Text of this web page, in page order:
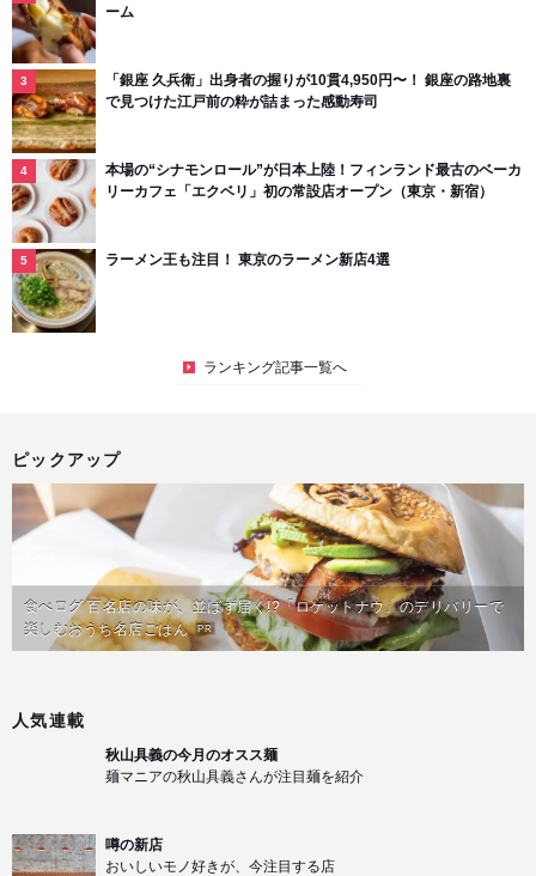
ーム
「銀座 久兵衛」出身者の握りが10貫4,950円〜！ 銀座の路地裏
で見つけた江戸前の粋が詰まった感動寿司
本場の“シナモンロール”が日本上陸！フィンランド最古のベーカ
リーカフェ「エクベリ」初の常設店オープン（東京・新宿）
ラーメン王も注目！ 東京のラーメン新店4選
ランキング記事一覧へ
ピックアップ
食べログ 百名店の味が、並ばず届く!?「ロケットナウ」のデリバリーで
楽しむおうち名店ごはん PR
人気連載
秋山具義の今月のオスス麺
麺マニアの秋山具義さんが注目麺を紹介
噂の新店
おいしいモノ好きが、今注目する店